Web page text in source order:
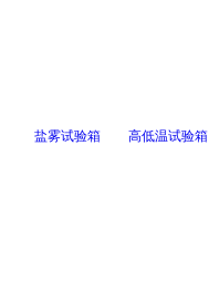
盐雾试验箱 高低温试验箱